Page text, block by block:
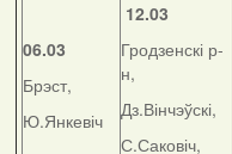
06.03
Брэст,
Ю.Янкевіч
12.03
Гродзенскі р-
н,
Дз.Вінчэўскі,
С.Саковіч,